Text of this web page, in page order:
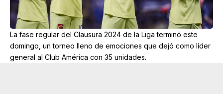
La fase regular del Clausura 2024 de la Liga terminó este
domingo, un torneo lleno de emociones que dejó como líder
general al Club América con 35 unidades.